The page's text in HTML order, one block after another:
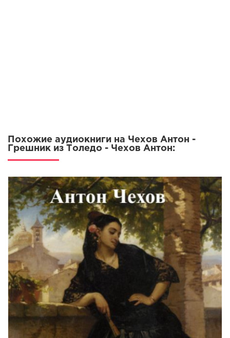
Похожие аудиокниги на Чехов Антон -
Грешник из Толедо - Чехов Антон: